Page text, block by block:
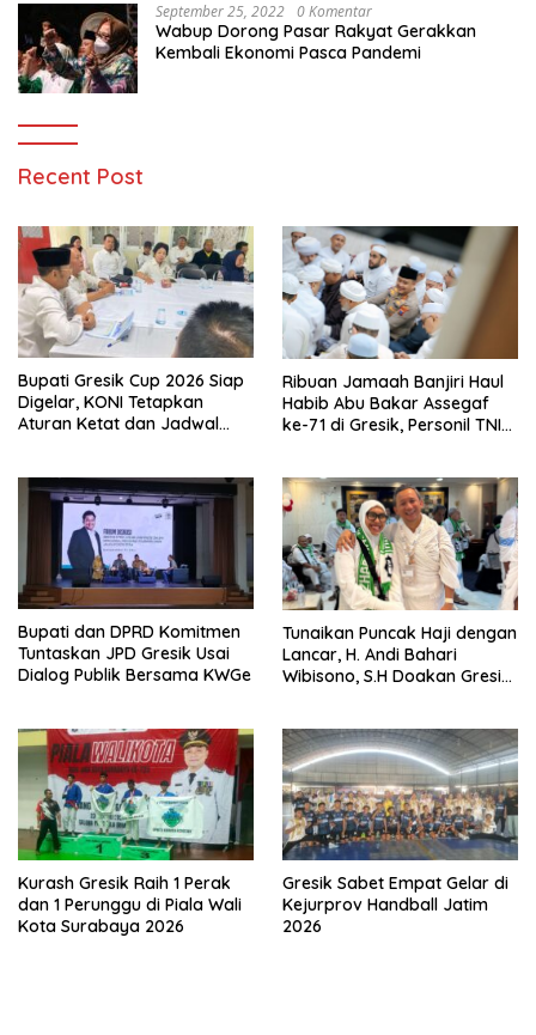
September 25, 2022 0 Komentar
Wabup Dorong Pasar Rakyat Gerakkan
Kembali Ekonomi Pasca Pandemi
Recent Post
Bupati Gresik Cup 2026 Siap
Digelar, KONI Tetapkan
Aturan Ketat dan Jadwal
Ribuan Jamaah Banjiri Haul
Habib Abu Bakar Assegaf
ke-71 di Gresik, Personil TNI
Bupati dan DPRD Komitmen
Tuntaskan JPD Gresik Usai
Dialog Publik Bersama KWGe
Tunaikan Puncak Haji dengan
Lancar, H. Andi Bahari
Wibisono, S.H Doakan Gresik
Kurash Gresik Raih 1 Perak
dan 1 Perunggu di Piala Wali
Kota Surabaya 2026
Gresik Sabet Empat Gelar di
Kejurprov Handball Jatim
2026